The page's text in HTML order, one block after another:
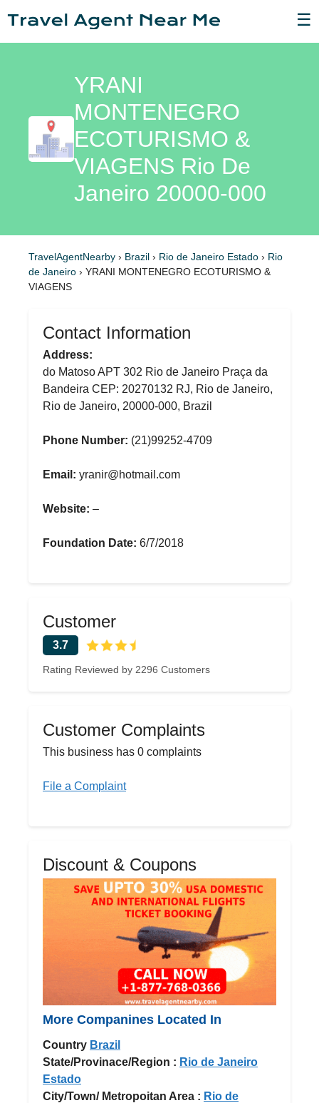
☰
YRANI
MONTENEGRO
ECOTURISMO &
VIAGENS Rio De
Janeiro 20000-000
TravelAgentNearby › Brazil › Rio de Janeiro Estado › Rio
de Janeiro › YRANI MONTENEGRO ECOTURISMO &
VIAGENS
Contact Information
Address:
do Matoso APT 302 Rio de Janeiro Praça da
Bandeira CEP: 20270132 RJ, Rio de Janeiro,
Rio de Janeiro, 20000-000, Brazil
Phone Number: (21)99252-4709
Email: yranir@hotmail.com
Website: –
Foundation Date: 6/7/2018
Customer
3.7
Rating Reviewed by 2296 Customers
Customer Complaints
This business has 0 complaints
File a Complaint
Discount & Coupons
More Companines Located In
Country Brazil
State/Provinace/Region : Rio de Janeiro
Estado
City/Town/ Metropoitan Area : Rio de